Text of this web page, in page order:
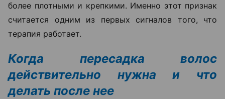
более плотными и крепкими. Именно этот признак
считается одним из первых сигналов того, что
терапия работает.
Когда пересадка волос
действительно нужна и что
делать после нее